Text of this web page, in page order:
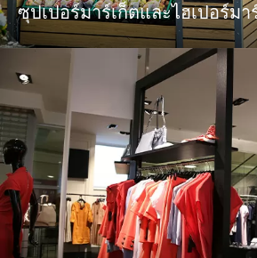
ซุปเปอร์มาร์เก็ตและไฮเปอร์มา